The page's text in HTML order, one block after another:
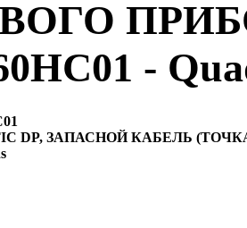
-
DP, ЗАПАСНОЙ КАБЕЛЬ